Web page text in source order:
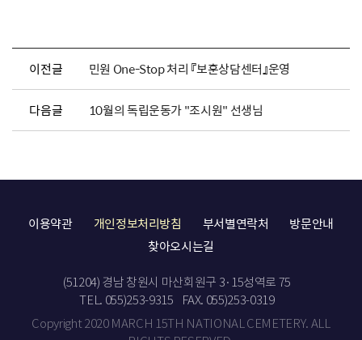
이전글 민원 One-Stop 처리 『보훈상담센터』운영
다음글 10월의 독립운동가 "조시원" 선생님
이용약관 개인정보처리방침 부서별연락처
방문안내
찾아오시는길
(51204) 경남 창원시 마산회원구 3·15성역로 75
TEL. 055)253-9315
FAX. 055)253-0319
Copyright 2020 MARCH 15TH NATIONAL CEMETERY. ALL